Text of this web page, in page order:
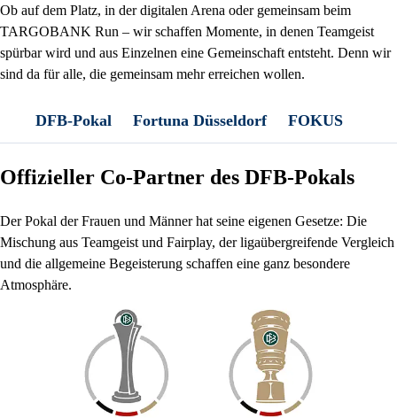
Ob auf dem Platz, in der digitalen Arena oder gemeinsam beim
TARGOBANK Run – wir schaffen Momente, in denen Teamgeist
spürbar wird und aus Einzelnen eine Gemeinschaft entsteht. Denn wir
sind da für alle, die gemeinsam mehr erreichen wollen.
DFB-Pokal Fortuna Düsseldorf FOKUS
Offizieller Co-Partner des DFB-Pokals
Der Pokal der Frauen und Männer hat seine eigenen Gesetze: Die
Mischung aus Teamgeist und Fairplay, der ligaübergreifende Vergleich
und die allgemeine Begeisterung schaffen eine ganz besondere
Atmosphäre.